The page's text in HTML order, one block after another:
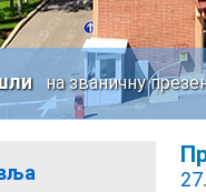
на званичну